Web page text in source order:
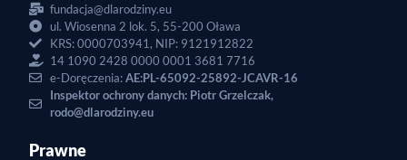
fundacja@dlarodziny.eu
ul. Wiosenna 2 lok. 5, 55-200 Oława
KRS: 0000703941, NIP: 9121912822
14 1090 2428 0000 0001 3681 7716
e-Doręczenia:AE:PL-65092-25892-JCAVR-16
Inspektor ochrony danych: Piotr Grzelczak,
rodo@dlarodziny.eu
Prawne